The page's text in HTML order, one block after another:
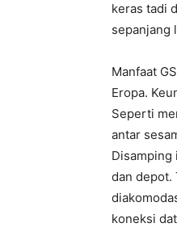
keras tadi
sepanjang
Manfaat
Eropa.
Seperti
antar
Disamping
dan depot.
koneksi